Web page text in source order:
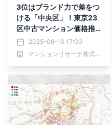
3位はブランド力で差をつ
ける「中央区」！東京23
区中古マンション価格推移
と価格上昇率ランキング
【2025年6月最新】
2025-06-10 17:00
マンションリサーチ株式会社